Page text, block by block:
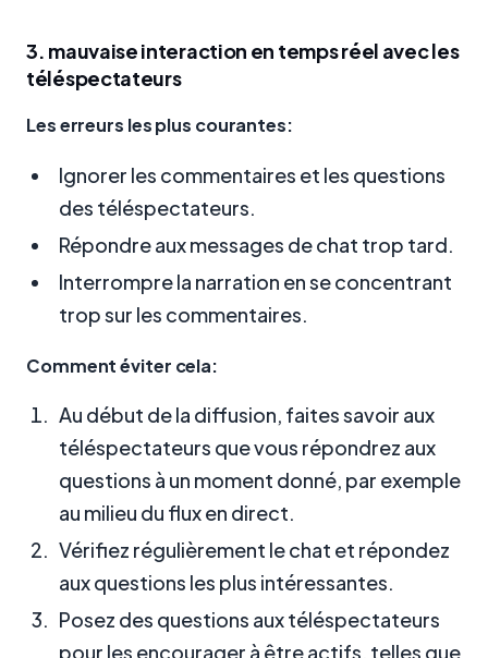
3. mauvaise interaction en temps réel avec les
téléspectateurs
Les erreurs les plus courantes:
Ignorer les commentaires et les questions
des téléspectateurs.
Répondre aux messages de chat trop tard.
Interrompre la narration en se concentrant
trop sur les commentaires.
Comment éviter cela:
Au début de la diffusion, faites savoir aux
téléspectateurs que vous répondrez aux
questions à un moment donné, par exemple
au milieu du flux en direct.
Vérifiez régulièrement le chat et répondez
aux questions les plus intéressantes.
Posez des questions aux téléspectateurs
pour les encourager à être actifs, telles que